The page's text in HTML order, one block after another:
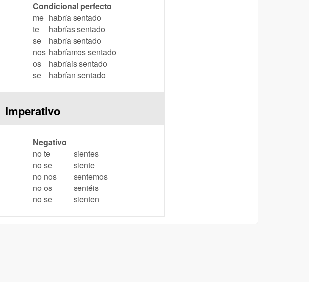
Condicional perfecto
me habría sentado
te
habrías sentado
se
habría sentado
nos habríamos sentado
os
habríais sentado
se
habrían sentado
Imperativo
Negativo
no te
sientes
no se
siente
no nos
sentemos
no os
sentéis
no se
sienten